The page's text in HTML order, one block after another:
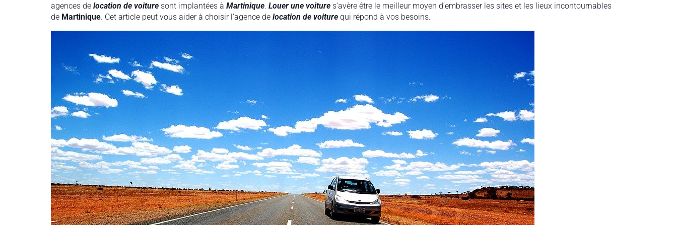
agences de location de voiture sont implantées à Martinique. Louer une voiture s’avère être le meilleur moyen d’embrasser les sites et les lieux incontournables
de Martinique. Cet article peut vous aider à choisir l’agence de location de voiture qui répond à vos besoins.